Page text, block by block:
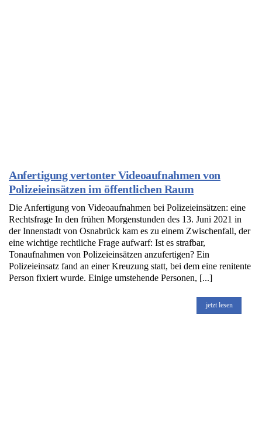
Anfertigung vertonter Videoaufnahmen von
Polizeieinsätzen im öffentlichen Raum
Die Anfertigung von Videoaufnahmen bei Polizeieinsätzen: eine
Rechtsfrage In den frühen Morgenstunden des 13. Juni 2021 in
der Innenstadt von Osnabrück kam es zu einem Zwischenfall, der
eine wichtige rechtliche Frage aufwarf: Ist es strafbar,
Tonaufnahmen von Polizeieinsätzen anzufertigen? Ein
Polizeieinsatz fand an einer Kreuzung statt, bei dem eine renitente
Person fixiert wurde. Einige umstehende Personen, [...]
jetzt lesen